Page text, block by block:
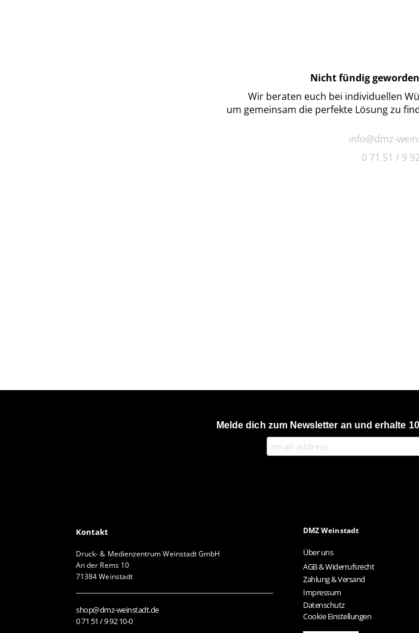
Nicht fündig
Wir beraten euch bei individuellen
um gemeinsam die perfekte Lösung zu
info@dmz-
0 71 51 / 9
Melde dich zum Newsletter an und erhalte
Kontakt
Druck- & Medienzentrum Weinstadt GmbH
An der Rems 10
71384 Weinstadt
shop@dmz-weinstadt.de
0 71 51 / 9 92 10-0
DMZ Weinstadt
Über uns
AGB & Widerrufsrecht
Zahlung & Versand
Impressum
Datenschutz
Cookie Einstellungen